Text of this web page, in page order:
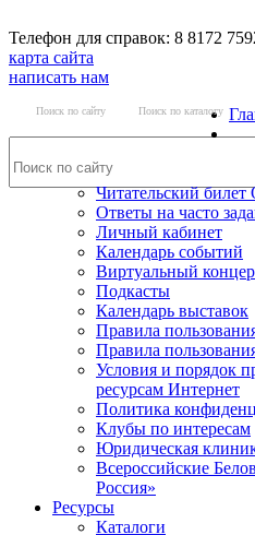
Телефон для справок: 8 8172
карта сайта
написать нам
Поиск по сайту Поиск по каталогу
Читательский
Ответы на часто
Личный кабинет
Календарь событий
Виртуальный
Подкасты
Календарь выставок
Правила
Правила
Условия и порядок
ресурсам Интернет
Политика
Клубы по интересам
Юридическая
Всероссийские
Россия»
Ресурсы
Каталоги